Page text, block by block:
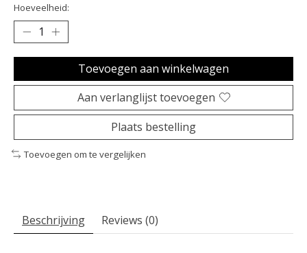
Hoeveelheid:
Toevoegen aan winkelwagen
Aan verlanglijst toevoegen
Plaats bestelling
Toevoegen om te vergelijken
Beschrijving Reviews (0)